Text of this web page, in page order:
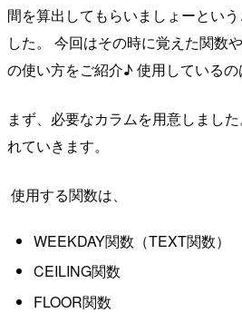
間を算出してもらいましょーとい
した。 今回はその時に覚えた関数
の使い方をご紹介♪ 使用しているの
まず、必要なカラムを用意しまし
れていきます。
使用する関数は、
WEEKDAY関数（TEXT関数）
CEILING関数
FLOOR関数